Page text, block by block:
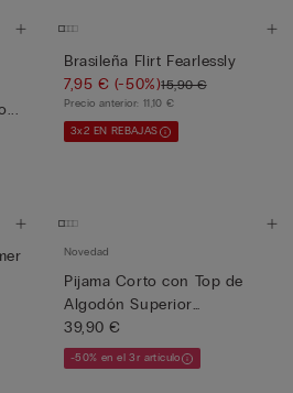
Brasileña Flirt Fearlessly
7,95 € (-50%)15,90 €
Precio anterior: 11,10 €
3x2 EN REBAJAS
Novedad
Pijama Corto con Top de
Algodón Superior
Estampado...
39,90 €
-50% en el 3r artículo